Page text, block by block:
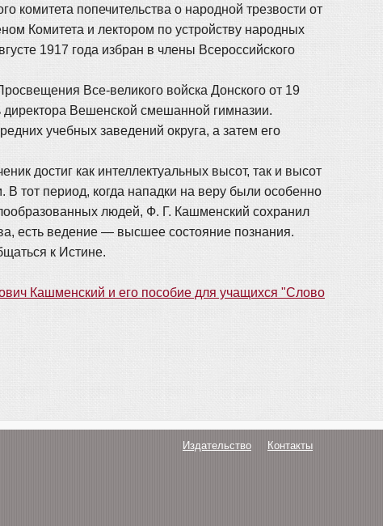
комитета попечительства о народной трезвости от
Комитета и лектором по устройству народных
1917 года избран в члены Всероссийского
Все-великого войска Донского от 19
Вешенской смешанной гимназии.
учебных заведений округа, а затем его
достиг как интеллектуальных высот, так и высот
тот период, когда нападки на веру были особенно
людей, Ф. Г. Кашменский сохранил
есть ведение — высшее состояние познания.
к Истине.
Кашменский и его пособие для учащихся "Слово
Издательство Контакты